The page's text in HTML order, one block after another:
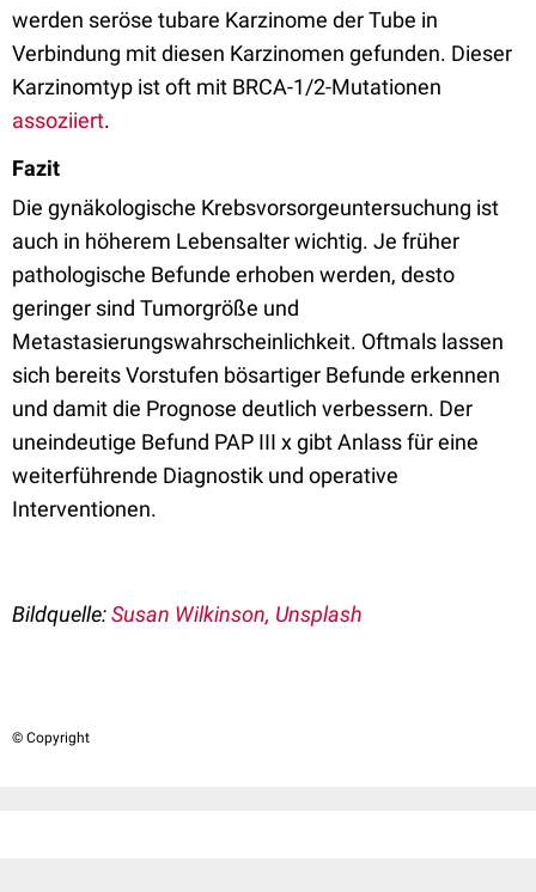
werden seröse tubare Karzinome der Tube in
Verbindung mit diesen Karzinomen gefunden. Dieser
Karzinomtyp ist oft mit BRCA-1/2-Mutationen
assoziiert.
Fazit
Die gynäkologische Krebsvorsorgeuntersuchung ist
auch in höherem Lebensalter wichtig. Je früher
pathologische Befunde erhoben werden, desto
geringer sind Tumorgröße und
Metastasierungswahrscheinlichkeit. Oftmals lassen
sich bereits Vorstufen bösartiger Befunde erkennen
und damit die Prognose deutlich verbessern. Der
uneindeutige Befund PAP III x gibt Anlass für eine
weiterführende Diagnostik und operative
Interventionen.
Bildquelle:Susan Wilkinson, Unsplash
© Copyright